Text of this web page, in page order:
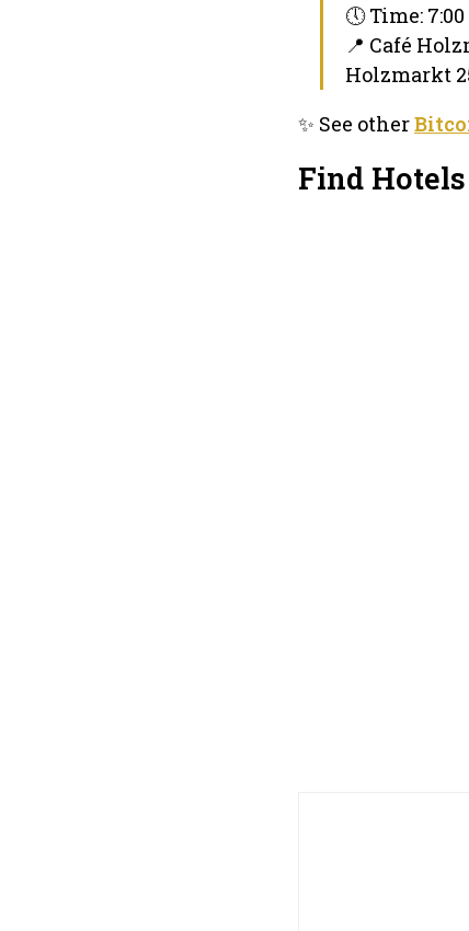
🕔 Time:
📍 Café
Holzmarkt
✨ See other
Find